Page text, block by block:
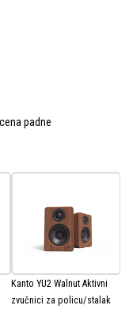
padne
Kanto YU2 Walnut Aktivni
zvučnici za policu/stalak